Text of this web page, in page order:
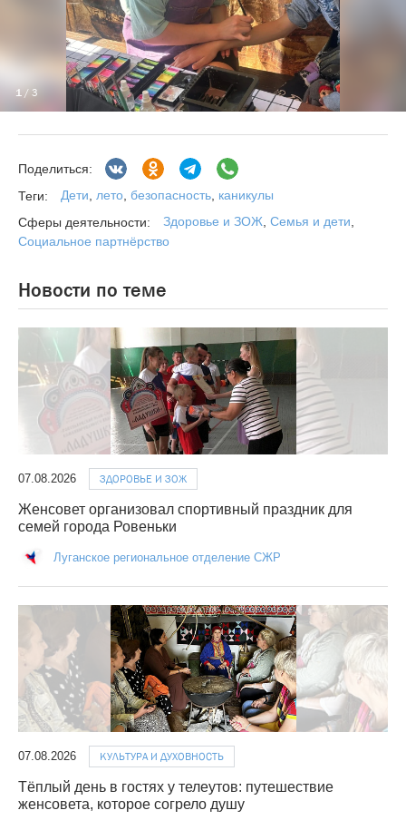
1 / 3
Поделиться:
Теги:
Дети, лето, безопасность, каникулы
Сферы деятельности:
Здоровье и ЗОЖ, Семья и дети,
Социальное партнёрство
Новости по теме
07.08.2026 ЗДОРОВЬЕ И ЗОЖ
Женсовет организовал спортивный праздник для
семей города Ровеньки
Луганское региональное отделение СЖР
07.08.2026 КУЛЬТУРА И ДУХОВНОСТЬ
Тёплый день в гостях у телеутов: путешествие
женсовета, которое согрело душу